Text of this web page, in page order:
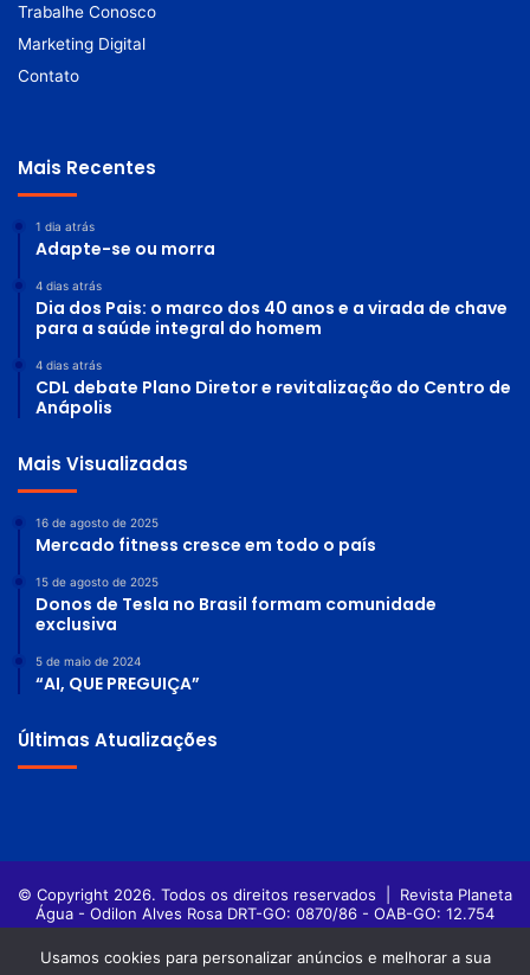
Trabalhe Conosco
Marketing Digital
Contato
Mais Recentes
1 dia atrás
Adapte-se ou morra
4 dias atrás
Dia dos Pais: o marco dos 40 anos e a virada de chave
para a saúde integral do homem
4 dias atrás
CDL debate Plano Diretor e revitalização do Centro de
Anápolis
Mais Visualizadas
16 de agosto de 2025
Mercado fitness cresce em todo o país
15 de agosto de 2025
Donos de Tesla no Brasil formam comunidade
exclusiva
5 de maio de 2024
“AI, QUE PREGUIÇA”
Últimas Atualizações
© Copyright 2026. Todos os direitos reservados | Revista Planeta
Água - Odilon Alves Rosa DRT-GO: 0870/86 - OAB-GO: 12.754
Usamos cookies para personalizar anúncios e melhorar a sua